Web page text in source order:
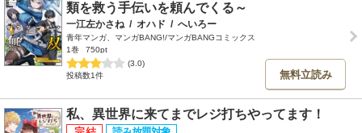
類を救う手伝いを頼んでくる～
一江左かさね / オハド / へいろー
青年マンガ、マンガBANG!/マンガBANGコミックス
1巻
750pt
(3.0)
投稿数1件
無料立読み
私、異世界に来てまでレジ打ちやってます！